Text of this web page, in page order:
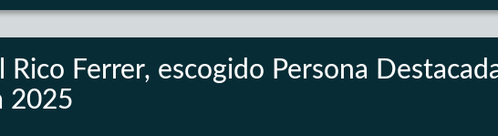
Rico Ferrer, escogido Persona
2025